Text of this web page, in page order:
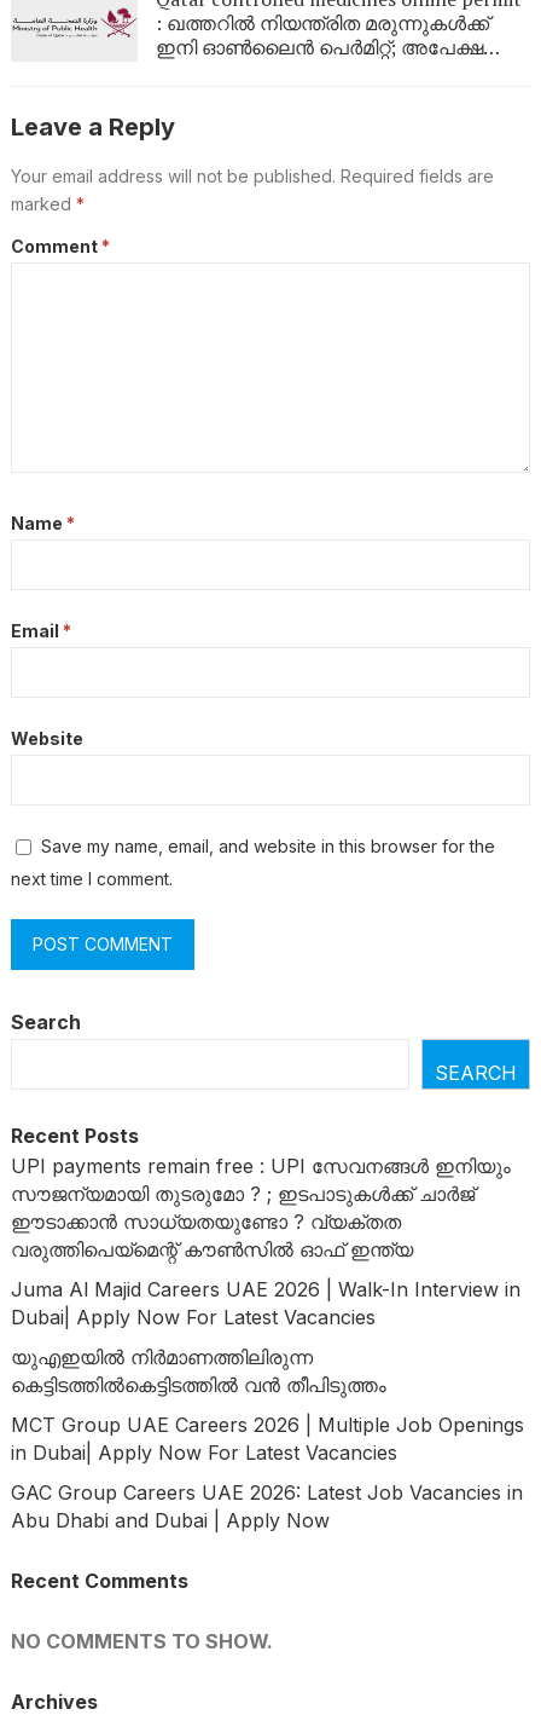
: ഖത്തറിൽ നിയന്ത്രിത മരുന്നുകൾക്ക്
ഇനി ഓൺലൈൻ പെർമിറ്റ്; അപേക്ഷയും
Leave a Reply
Your email address will not be published. Required fields are
marked *
Comment *
Name *
Email *
Website
Save my name, email, and website in this browser for the
next time I comment.
Search
SEARCH
Recent Posts
UPI payments remain free : UPI സേവനങ്ങൾ ഇനിയും
സൗജന്യമായി തുടരുമോ ? ; ഇടപാടുകൾക്ക് ചാർജ്
ഈടാക്കാൻ സാധ്യതയുണ്ടോ ? വ്യക്തത
വരുത്തിപെയ്മെന്റ് കൗൺസിൽ ഓഫ് ഇന്ത്യ
Juma Al Majid Careers UAE 2026 | Walk-In Interview in
Dubai| Apply Now For Latest Vacancies
യുഎഇയിൽ നിർമാണത്തിലിരുന്ന
കെട്ടിടത്തിൽകെട്ടിടത്തിൽ വൻ തീപിടുത്തം
MCT Group UAE Careers 2026 | Multiple Job Openings
in Dubai| Apply Now For Latest Vacancies
GAC Group Careers UAE 2026: Latest Job Vacancies in
Abu Dhabi and Dubai | Apply Now
Recent Comments
NO COMMENTS TO SHOW.
Archives